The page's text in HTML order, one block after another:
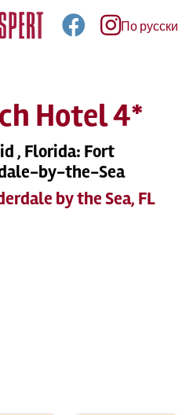
По русски
Hotel 4*
, Florida: Fort
by-the-Sea
by the Sea, FL